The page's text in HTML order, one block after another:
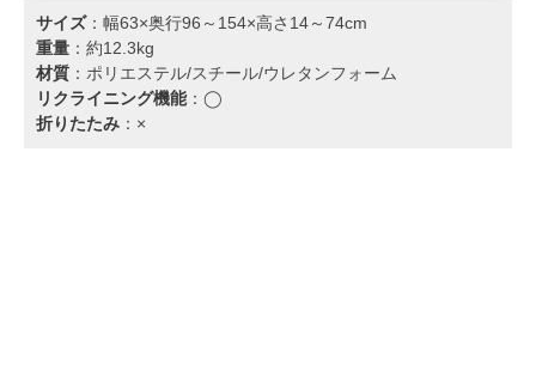
サイズ：幅63×奥行96～154×高さ14～74cm
重量 ：約12.3kg
材質 ：ポリエステル/スチール/ウレタンフォーム
リクライニング機能：◯
折りたたみ ：×